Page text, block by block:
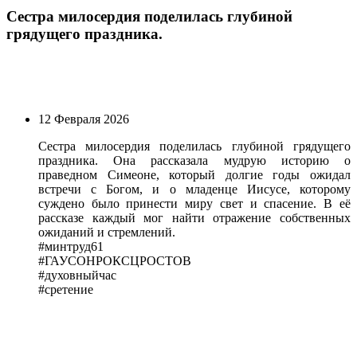
Сестра милосердия поделилась глубиной
грядущего праздника.
12 Февраля 2026
Сестра милосердия поделилась глубиной грядущего
праздника. Она рассказала мудрую историю о
праведном Симеоне, который долгие годы ожидал
встречи с Богом, и о младенце Иисусе, которому
суждено было принести миру свет и спасение. В её
рассказе каждый мог найти отражение собственных
ожиданий и стремлений.
#минтруд61
#ГАУСОНРОКСЦРОСТОВ
#духовныйчас
#сретение